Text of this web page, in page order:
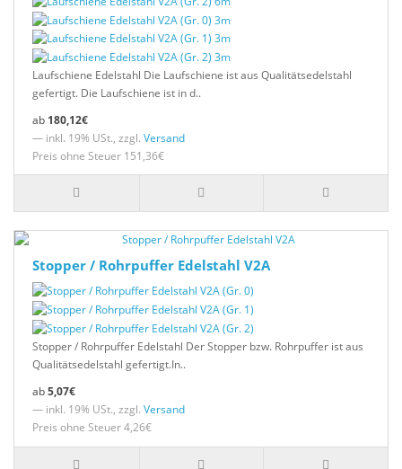
Laufschiene Edelstahl Die Laufschiene ist aus Qualitätsedelstahl
gefertigt. Die Laufschiene ist in d..
180,12€
— inkl. 19% USt., zzgl. Versand
Preis ohne Steuer 151,36€
Stopper / Rohrpuffer Edelstahl V2A
Stopper / Rohrpuffer Edelstahl Der Stopper bzw. Rohrpuffer ist aus
Qualitätsedelstahl gefertigt.In..
5,07€
— inkl. 19% USt., zzgl. Versand
Preis ohne Steuer 4,26€